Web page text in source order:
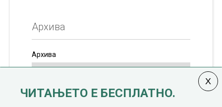
Архива
Архива
ЧИТАЊЕТО Е БЕСПЛАТНО.